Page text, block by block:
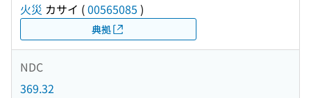
火災 カサイ (00565085 )
典拠
NDC
369.32